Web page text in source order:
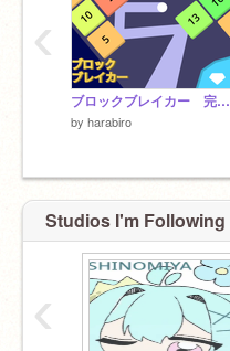
ブロックブレイカー 完全日本語ver.
by harabiro
‹
Studios I'm Following
‹